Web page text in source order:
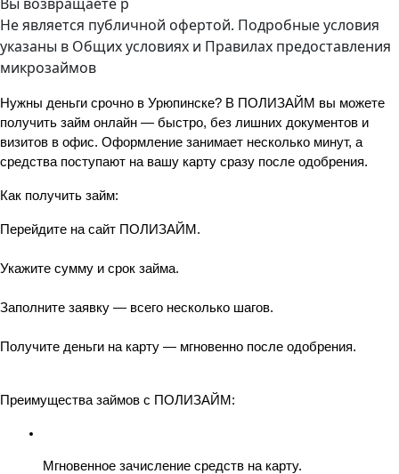
Не является публичной офертой. Подробные условия
указаны в Общих условиях и Правилах предоставления
микрозаймов
Нужны деньги срочно в Урюпинске? В ПОЛИЗАЙМ вы можете
получить займ онлайн — быстро, без лишних документов и
визитов в офис. Оформление занимает несколько минут, а
средства поступают на вашу карту сразу после одобрения.
Как получить займ:
Перейдите на сайт ПОЛИЗАЙМ.
Укажите сумму и срок займа.
Заполните заявку — всего несколько шагов.
Получите деньги на карту — мгновенно после одобрения.
Преимущества займов с ПОЛИЗАЙМ:
Мгновенное зачисление средств на карту.